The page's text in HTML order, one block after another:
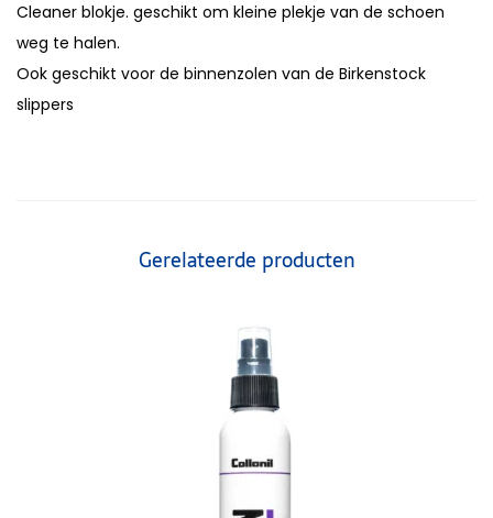
Cleaner blokje. geschikt om kleine plekje van de schoen
weg te halen.
Ook geschikt voor de binnenzolen van de Birkenstock
slippers
Gerelateerde producten